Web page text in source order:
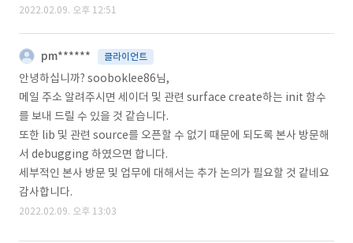
2022.02.09. 오후 12:51
pm****** 클라이언트
안녕하십니까? sooboklee86님,
메일 주소 알려주시면 세이더 및 관련 surface create하는 init 함수
를 보내 드릴 수 있을 것 같습니다.
또한 lib 및 관련 source를 오픈할 수 없기 때문에 되도록 본사 방문해
서 debugging 하였으면 합니다.
세부적인 본사 방문 및 업무에 대해서는 추가 논의가 필요할 것 같네요
감사합니다.
2022.02.09. 오후 13:03